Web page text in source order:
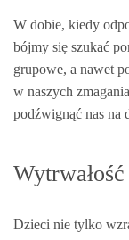
W dobie, kiedy
bójmy się szukać
grupowe, a nawet
w naszych
podźwignąć nas na
Dzieci nie tylko